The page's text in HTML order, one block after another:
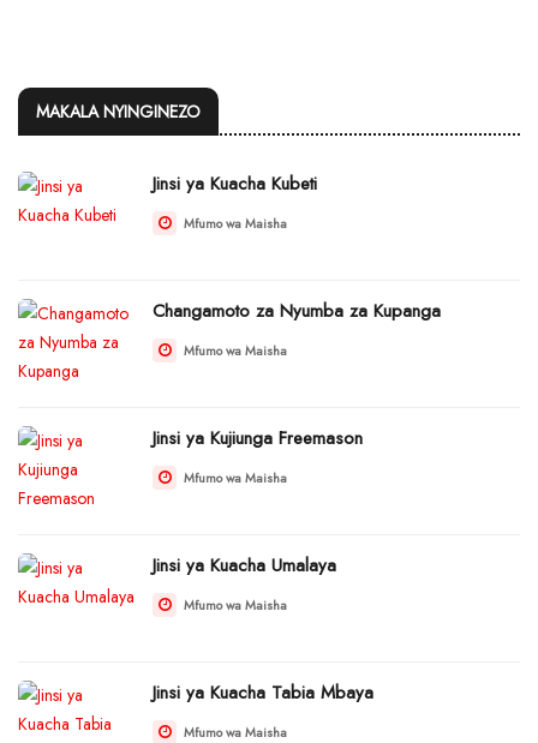
MAKALA NYINGINEZO
Jinsi ya Kuacha Kubeti
Mfumo wa Maisha
Changamoto za Nyumba za Kupanga
Mfumo wa Maisha
Jinsi ya Kujiunga Freemason
Mfumo wa Maisha
Jinsi ya Kuacha Umalaya
Mfumo wa Maisha
Jinsi ya Kuacha Tabia Mbaya
Mfumo wa Maisha